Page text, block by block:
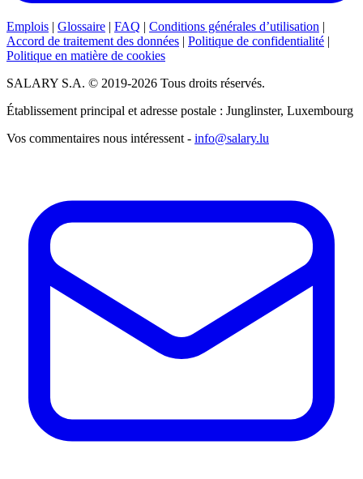
Emplois | Glossaire | FAQ | Conditions générales d’utilisation |
Accord de traitement des données | Politique de confidentialité |
Politique en matière de cookies
SALARY S.A. © 2019-2026 Tous droits réservés.
Établissement principal et adresse postale : Junglinster, Luxembourg
Vos commentaires nous intéressent - info@salary.lu